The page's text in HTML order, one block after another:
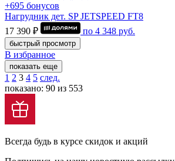
+695 бонусов
Нагрудник дет. SP JETSPEED FT8
17 390 ₽
по 4 348 руб.
быстрый просмотр
В избранное
показать еще
1 2 3 4 5 след.
показано: 90 из 553
Всегда будь в курсе скидок и акций